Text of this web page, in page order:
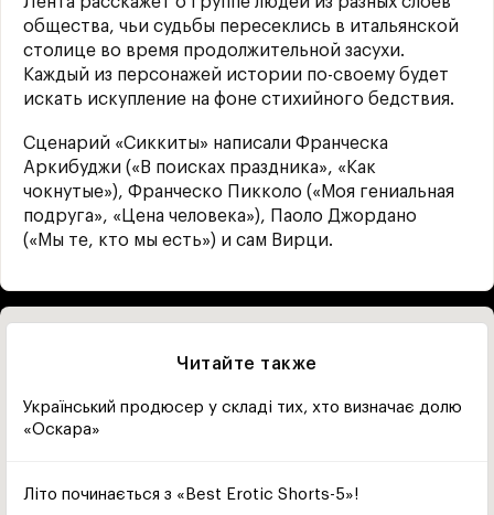
общества, чьи судьбы пересеклись в итальянской
столице во время продолжительной засухи.
Каждый из персонажей истории по-своему будет
искать искупление на фоне стихийного бедствия.
Сценарий «Сиккиты» написали Франческа
Аркибуджи («В поисках праздника», «Как
чокнутые»), Франческо Пикколо («Моя гениальная
подруга», «Цена человека»), Паоло Джордано
(«Мы те, кто мы есть») и сам Вирци.
Читайте также
Український продюсер у складі тих, хто визначає долю
«Оскара»
Літо починається з «Best Erotic Shorts-5»!